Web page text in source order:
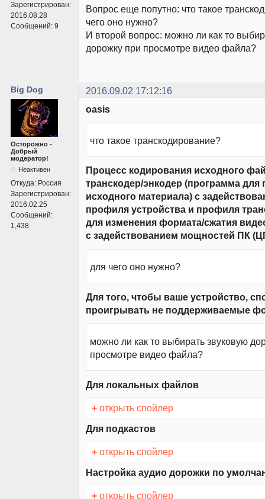
Зарегистрирован:
2016.08.28
Сообщений: 9
Вопрос еще попутно: что такое
чего оно нужно?
И второй вопрос: можно ли как то
дорожку при просмотре видео файла?
Big Dog 2016.09.02 17:12:16
Осторожно -
Добрый
модератор!
Неактивен
Откуда: Россия
Зарегистрирован:
2016.02.25
Сообщений:
1,438
oasis
что такое транскодирование?
Процесс кодирования исходного
транскодер/энкодер (программа для
исходного материала) с
профиля устройства и профиля
для изменения формата/сжатия
с задействованием мощностей ПК
для чего оно нужно?
Для того, чтобы ваше устройство,
проигрывать не поддерживаемые
можно ли как то выбирать звуковую
просмотре видео файла?
Для локальных файлов
+ открыть спойлер
Для подкастов
+ открыть спойлер
Настройка аудио дорожки по
+ открыть спойлер